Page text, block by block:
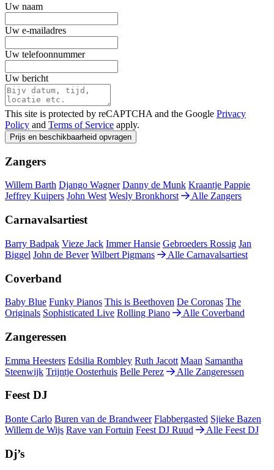
Uw naam
Uw e-mailadres
Uw telefoonnummer
Uw bericht
This site is protected by reCAPTCHA and the Google Privacy
Policy and Terms of Service apply.
Prijs en beschikbaarheid opvragen
Zangers
Willem Barth Django Wagner Danny de Munk Kraantje Pappie
Jeffrey Kuipers John West Wesly Bronkhorst Alle Zangers
Carnavalsartiest
Barry Badpak Vieze Jack Immer Hansie Gebroeders Rossig Jan
Biggel John de Bever Wilbert Pigmans Alle Carnavalsartiest
Coverband
Baby Blue Funky Pianos This is Beethoven De Coronas The
Originals Sophisticated Live Rolling Piano Alle Coverband
Zangeressen
Emma Heesters Edsilia Rombley Ruth Jacott Maan Samantha
Steenwijk Trijntje Oosterhuis Belle Perez Alle Zangeressen
Feest DJ
Bonte Carlo Buren van de Brandweer Flabbergasted Sjieke Bazen
Willem de Wijs Rave van Fortuin Feest DJ Ruud Alle Feest DJ
Dj’s